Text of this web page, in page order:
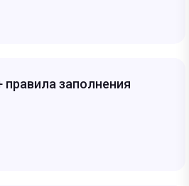
правила заполнения